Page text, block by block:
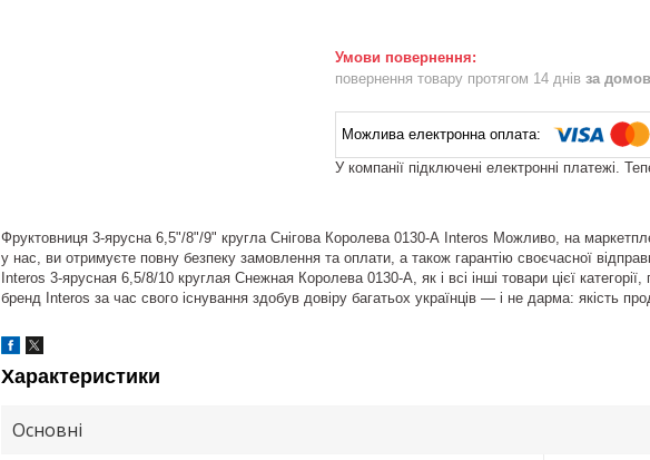
повернення товару протягом 14 днів за
У компанії підключені електронні платежі.
Фруктовниця 3-ярусна 6,5"/8"/9" кругла Снігова Королева 0130-А Interos Можливо, на
у нас, ви отримуєте повну безпеку замовлення та оплати, а також гарантію своєчасної
Interos 3-ярусная 6,5/8/10 круглая Снежная Королева 0130-А, як і всі інші товари цієї
бренд Interos за час свого існування здобув довіру багатьох українців — і не дарма: якість
Характеристики
Основні